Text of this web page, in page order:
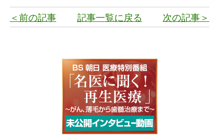
＜前の記事 記事一覧に戻る 次の記事＞